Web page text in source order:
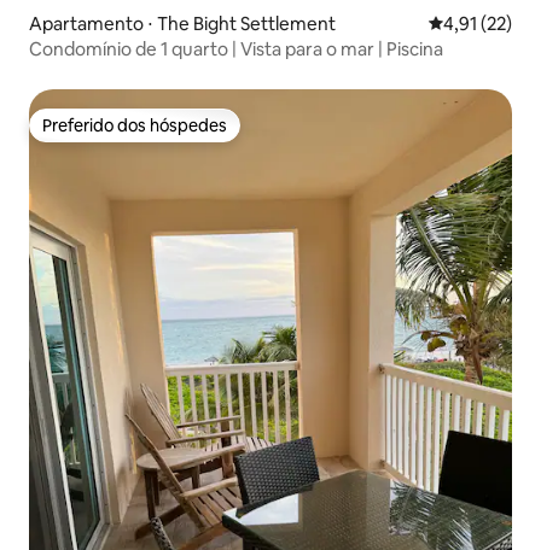
Apartamento ⋅ The Bight Settlement 4,91 de uma
4,91 (22)
Condomínio de 1 quarto | Vista para o mar | Piscina
Preferido dos hóspedes
Preferido dos hóspedes